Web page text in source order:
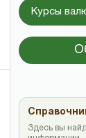
Курсы
Здесь вы